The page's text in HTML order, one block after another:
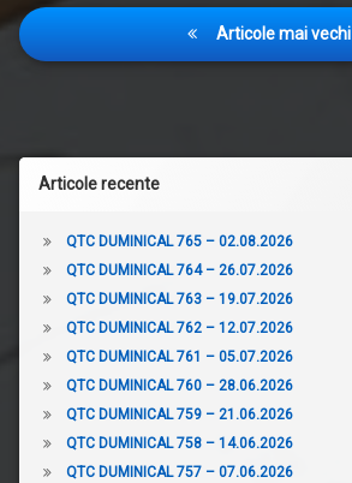
Navigare
în
Articole mai vechi
Articole recente
QTC DUMINICAL 765 – 02.08.2026
QTC DUMINICAL 764 – 26.07.2026
QTC DUMINICAL 763 – 19.07.2026
QTC DUMINICAL 762 – 12.07.2026
QTC DUMINICAL 761 – 05.07.2026
QTC DUMINICAL 760 – 28.06.2026
QTC DUMINICAL 759 – 21.06.2026
QTC DUMINICAL 758 – 14.06.2026
QTC DUMINICAL 757 – 07.06.2026